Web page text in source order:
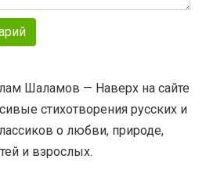
Шаламов — Наверх на сайте
стихотворения русских и
о любви, природе,
и взрослых.